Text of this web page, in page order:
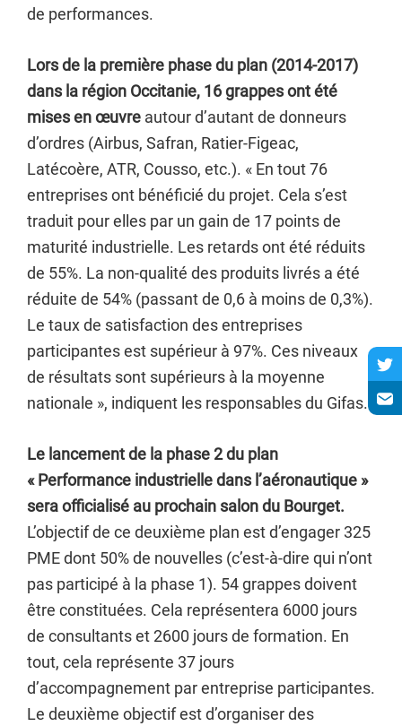
de performances.
Lors de la première phase du plan (2014-2017)
dans la région Occitanie, 16 grappes ont été
mises en œuvre autour d’autant de donneurs
d’ordres (Airbus, Safran, Ratier-Figeac,
Latécoère, ATR, Cousso, etc.). « En tout 76
entreprises ont bénéficié du projet. Cela s’est
traduit pour elles par un gain de 17 points de
maturité industrielle. Les retards ont été réduits
de 55%. La non-qualité des produits livrés a été
réduite de 54% (passant de 0,6 à moins de 0,3%).
Le taux de satisfaction des entreprises
participantes est supérieur à 97%. Ces niveaux
de résultats sont supérieurs à la moyenne
nationale », indiquent les responsables du Gifas.
Le lancement de la phase 2 du plan
« Performance industrielle dans l’aéronautique »
sera officialisé au prochain salon du Bourget.
L’objectif de ce deuxième plan est d’engager 325
PME dont 50% de nouvelles (c’est-à-dire qui n’ont
pas participé à la phase 1). 54 grappes doivent
être constituées. Cela représentera 6000 jours
de consultants et 2600 jours de formation. En
tout, cela représente 37 jours
d’accompagnement par entreprise participantes.
Le deuxième objectif est d’organiser des